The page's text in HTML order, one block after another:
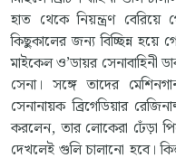
হাত থেকে নিয়ন্ত্রণ
কিছুকালের জন্য বিচ্ছিন্ন হয়ে
মাইকেল ও’ডায়র সেনাবাহিনী
সেনা। সঙ্গে তাদের
সেনানায়ক ব্রিগেডিয়ার
করলেন, তার লোকেরা ঢেঁড়া
দেখলেই গুলি চালানো হবে।